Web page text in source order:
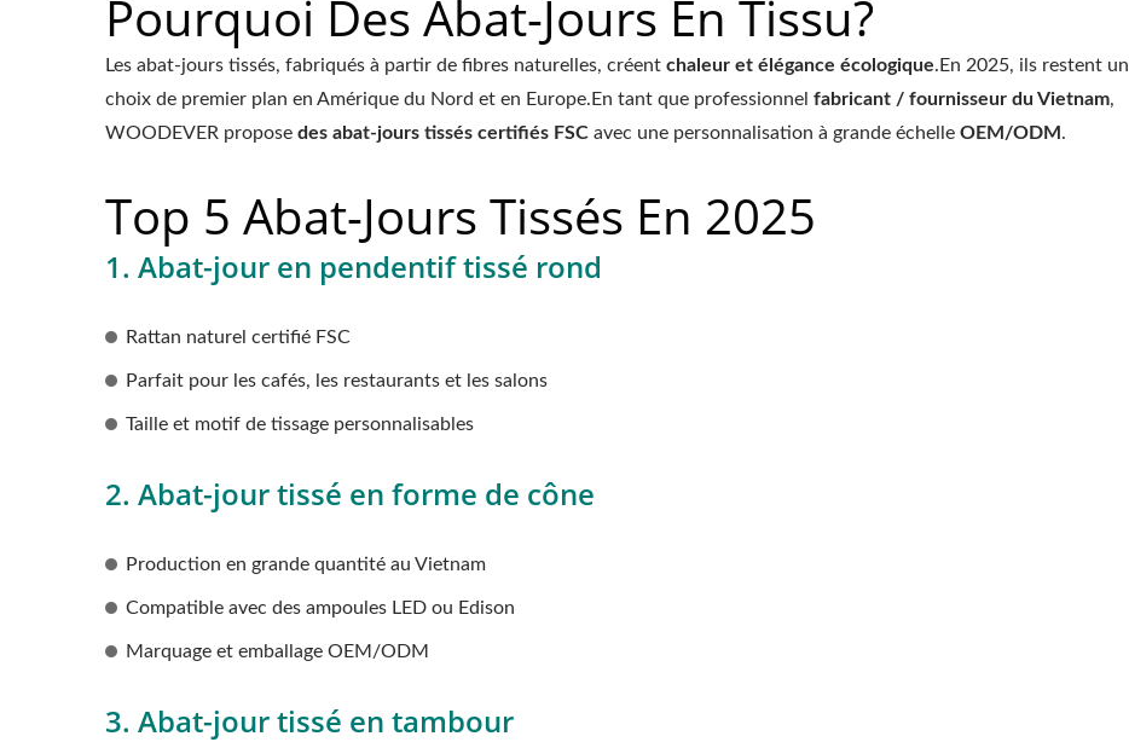
Pourquoi Des Abat-Jours En Tissu?
Les abat-jours tissés, fabriqués à partir de fibres naturelles, créent chaleur et élégance écologique.En 2025, ils restent un
choix de premier plan en Amérique du Nord et en Europe.En tant que professionnel fabricant / fournisseur du Vietnam,
WOODEVER propose des abat-jours tissés certifiés FSC avec une personnalisation à grande échelle OEM/ODM .
Top 5 Abat-Jours Tissés En 2025
1. Abat-jour en pendentif tissé rond
Rattan naturel certifié FSC
Parfait pour les cafés, les restaurants et les salons
Taille et motif de tissage personnalisables
2. Abat-jour tissé en forme de cône
Production en grande quantité au Vietnam
Compatible avec des ampoules LED ou Edison
Marquage et emballage OEM/ODM
3. Abat-jour tissé en tambour